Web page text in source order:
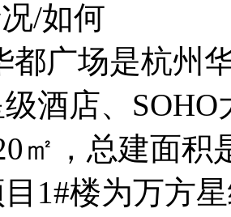
/如何
都广场是杭州
酒店、
㎡，总建面积
1#楼为万方